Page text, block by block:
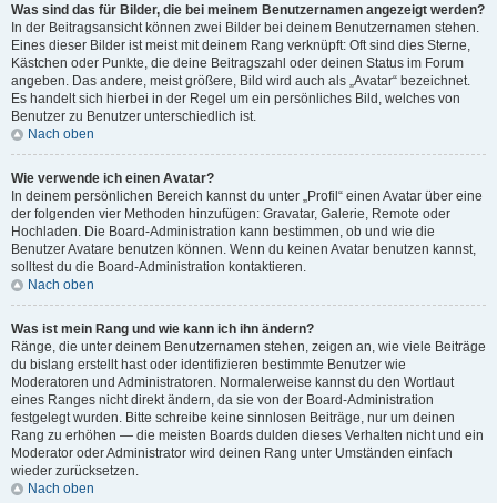
Was sind das für Bilder, die bei meinem Benutzernamen angezeigt werden?
In der Beitragsansicht können zwei Bilder bei deinem Benutzernamen stehen.
Eines dieser Bilder ist meist mit deinem Rang verknüpft: Oft sind dies Sterne,
Kästchen oder Punkte, die deine Beitragszahl oder deinen Status im Forum
angeben. Das andere, meist größere, Bild wird auch als „Avatar“ bezeichnet.
Es handelt sich hierbei in der Regel um ein persönliches Bild, welches von
Benutzer zu Benutzer unterschiedlich ist.
Nach oben
Wie verwende ich einen Avatar?
In deinem persönlichen Bereich kannst du unter „Profil“ einen Avatar über eine
der folgenden vier Methoden hinzufügen: Gravatar, Galerie, Remote oder
Hochladen. Die Board-Administration kann bestimmen, ob und wie die
Benutzer Avatare benutzen können. Wenn du keinen Avatar benutzen kannst,
solltest du die Board-Administration kontaktieren.
Nach oben
Was ist mein Rang und wie kann ich ihn ändern?
Ränge, die unter deinem Benutzernamen stehen, zeigen an, wie viele Beiträge
du bislang erstellt hast oder identifizieren bestimmte Benutzer wie
Moderatoren und Administratoren. Normalerweise kannst du den Wortlaut
eines Ranges nicht direkt ändern, da sie von der Board-Administration
festgelegt wurden. Bitte schreibe keine sinnlosen Beiträge, nur um deinen
Rang zu erhöhen — die meisten Boards dulden dieses Verhalten nicht und ein
Moderator oder Administrator wird deinen Rang unter Umständen einfach
wieder zurücksetzen.
Nach oben